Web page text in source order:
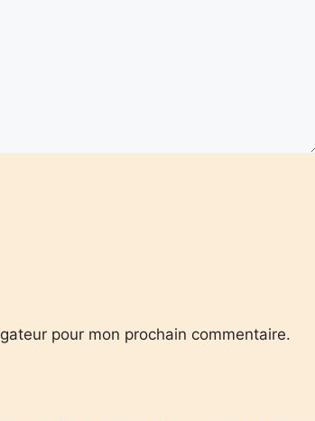
pour mon prochain commentaire.